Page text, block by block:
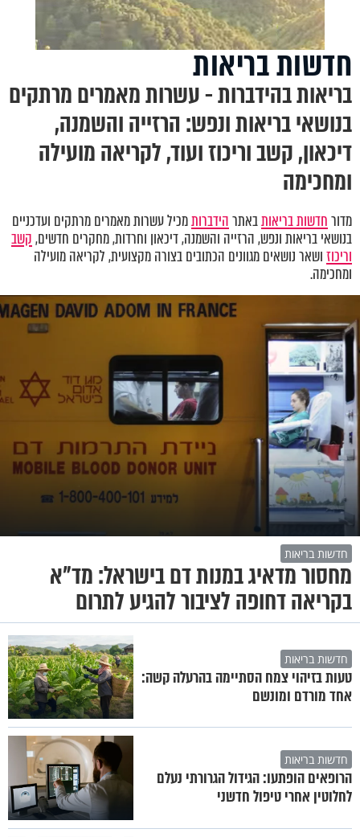
חדשות בריאות
בריאות בהידברות - עשרות מאמרים מרתקים
בנושאי בריאות ונפש: הרזייה והשמנה,
דיכאון, קשב וריכוז ועוד, לקריאה מועילה
ומחכימה
מדורחדשות בריאותבאתרהידברותמכיל עשרות מאמרים מרתקים ועדכניים
בנושאי בריאות ונפש,הרזייה והשמנה, דיכאון וחרדות,מחקרים חדשים,קשב
וריכוזושאר נושאים מגוונים הכתובים בצורה מקצועית, לקריאה מועילה
ומחכימה.
חדשות בריאות
מחסור מדאיג במנות דם בישראל: מד"א
בקריאה דחופה לציבור להגיע לתרום
חדשות בריאות
טעות בזיהוי צמח הסתיימה בהרעלה קשה:
אחד מורדם ומונשם
חדשות בריאות
הרופאים הופתעו: הגידול הגרורתי נעלם
לחלוטין אחרי טיפול חדשני